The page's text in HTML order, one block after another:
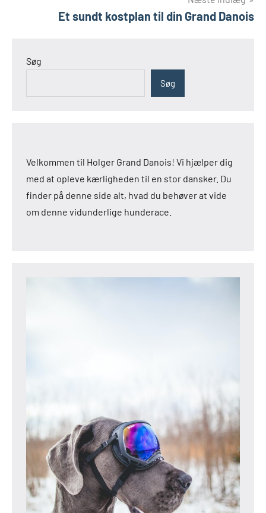
Et sundt kostplan til din Grand Danois
Søg
Søg
Velkommen til Holger Grand Danois! Vi hjælper dig
med at opleve kærligheden til en stor dansker. Du
finder på denne side alt, hvad du behøver at vide
om denne vidunderlige hunderace.